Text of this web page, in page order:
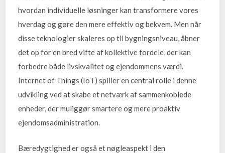
hvordan individuelle løsninger kan transformere vores
hverdag og gøre den mere effektiv og bekvem. Men når
disse teknologier skaleres op til bygningsniveau, åbner
det op for en bred vifte af kollektive fordele, der kan
forbedre både livskvalitet og ejendommens værdi.
Internet of Things (IoT) spiller en central rolle i denne
udvikling ved at skabe et netværk af sammenkoblede
enheder, der muliggør smartere og mere proaktiv
ejendomsadministration.
Bæredygtighed er også et nøgleaspekt i den